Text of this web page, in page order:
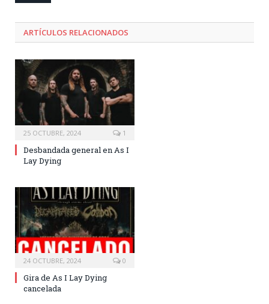
ARTÍCULOS RELACIONADOS
25 OCTUBRE, 2024 1
Desbandada general en As I
Lay Dying
24 OCTUBRE, 2024 0
Gira de As I Lay Dying
cancelada